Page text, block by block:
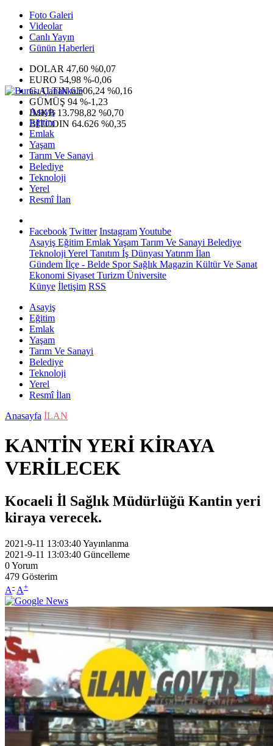
Foto Galeri
Videolar
Canlı Yayın
Günün Haberleri
DOLAR 47,60 %0,07
EURO 54,98 %-0,06
G.ALTIN6.506,24 %0,16
GÜMÜŞ 94 %-1,23
IMKB 13.798,82 %0,70
BITCOIN 64.626 %0,35
Asayiş
Eğitim
Emlak
Yaşam
Tarım Ve Sanayi
Belediye
Teknoloji
Yerel
Resmî İlan
Facebook Twitter InstagramYoutube
Asayiş Eğitim EmlakYaşam Tarım Ve Sanayi Belediye
Teknoloji Yerel Tanıtım İş Dünyası Yatırım İlan
Gündem İlçe - Belde SporSağlık Magazin Kültür Ve Sanat
Ekonomi Siyaset Turizm Üniversite
Künye İletişim RSS
Asayiş
Eğitim
Emlak
Yaşam
Tarım Ve Sanayi
Belediye
Teknoloji
Yerel
Resmî İlan
Anasayfa İLAN
KANTİN YERİ KİRAYA
VERİLECEK
Kocaeli İl Sağlık Müdürlüğü Kantin yeri
kiraya verecek.
2021-9-11 13:03:40Yayınlanma
2021-9-11 13:03:40 Güncelleme
0Yorum
479 Gösterim
A- A+